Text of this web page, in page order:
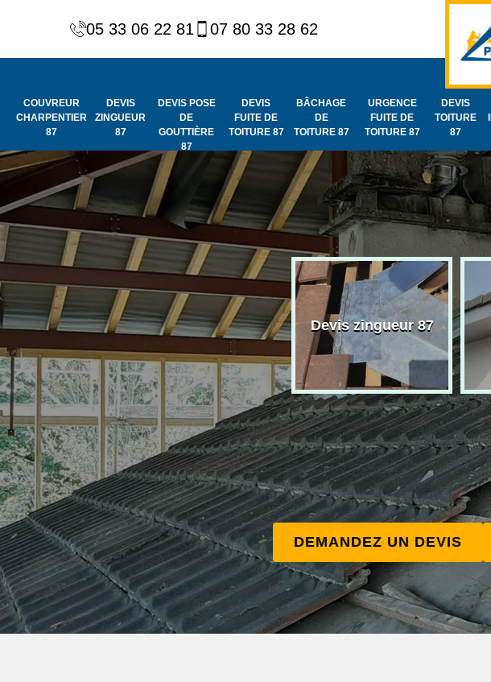
05 33 06 22 81 07 80 33 28 62
COUVREUR
CHARPENTIER
87
DEVIS
ZINGUEUR
87
DEVIS POSE
DE
GOUTTIÈRE
87
DEVIS
FUITE DE
TOITURE 87
BÂCHAGE
DE
TOITURE 87
URGENCE
FUITE DE
TOITURE 87
DEVIS
TOITURE
87
et
de
Couvreur
charpentier 87
Devis zingueur 87
DEMANDEZ UN DEVIS